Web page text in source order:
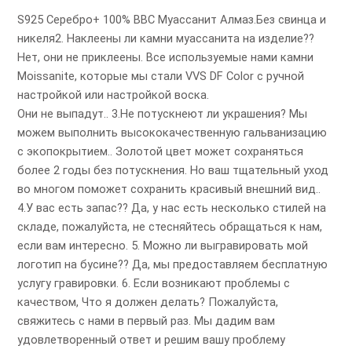
S925 Серебро+ 100% ВВС Муассанит Алмаз.Без свинца и
никеля2. Наклеены ли камни муассанита на изделие??
Нет, они не приклеены. Все используемые нами камни
Moissanite, которые мы стали VVS DF Color с ручной
настройкой или настройкой воска.
Они не выпадут.. 3.Не потускнеют ли украшения? Мы
можем выполнить высококачественную гальванизацию
с экопокрытием.. Золотой цвет может сохраняться
более 2 годы без потускнения. Но ваш тщательный уход
во многом поможет сохранить красивый внешний вид..
4.У вас есть запас?? Да, у нас есть несколько стилей на
складе, пожалуйста, не стесняйтесь обращаться к нам,
если вам интересно. 5. Можно ли выгравировать мой
логотип на бусине?? Да, мы предоставляем бесплатную
услугу гравировки. 6. Если возникают проблемы с
качеством, Что я должен делать? Пожалуйста,
свяжитесь с нами в первый раз. Мы дадим вам
удовлетворенный ответ и решим вашу проблему